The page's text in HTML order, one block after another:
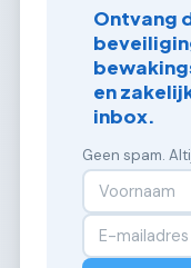
Ontvang
en
inbox.
Geen spam.